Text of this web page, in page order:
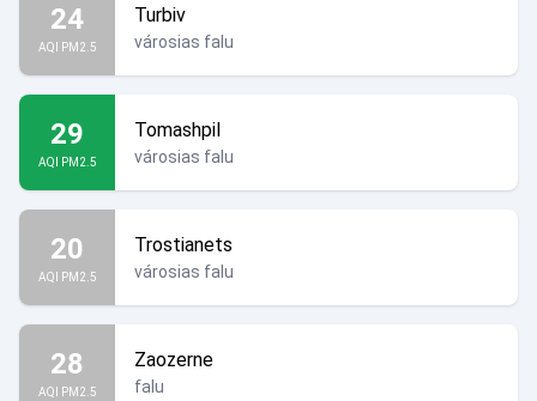
24
AQI PM2.5
Turbiv
városias falu
29
AQI PM2.5
Tomashpil
városias falu
20
AQI PM2.5
Trostianets
városias falu
28
AQI PM2.5
Zaozerne
falu